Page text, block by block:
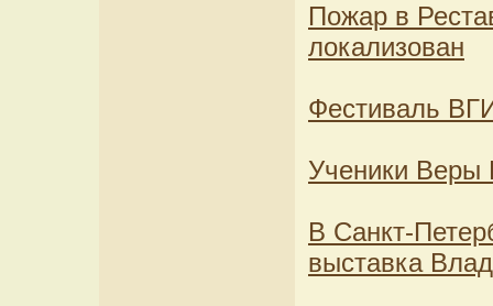
Пожар в
локализован
Фестиваль
Ученики Веры
В Санкт-
выставка